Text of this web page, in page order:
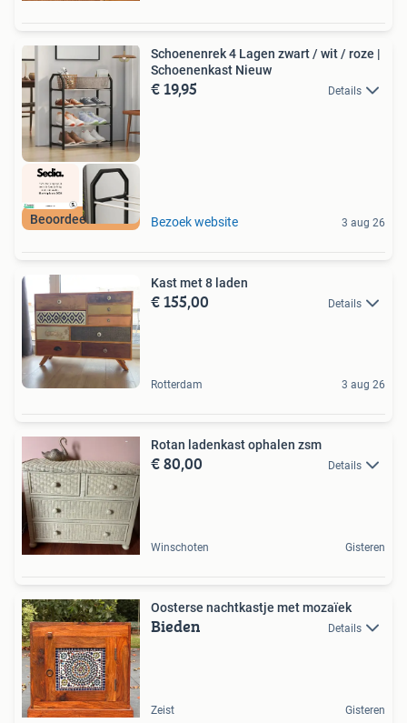
Schoenenrek 4 Lagen zwart / wit / roze |
Schoenenkast Nieuw
€ 19,95 Details
Bezoek website 3 aug 26
Kast met 8 laden
€ 155,00 Details
Rotterdam 3 aug 26
Rotan ladenkast ophalen zsm
€ 80,00 Details
Winschoten Gisteren
Oosterse nachtkastje met mozaïek
Bieden Details
Zeist Gisteren